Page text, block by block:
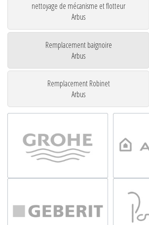
nettoyage de mécanisme et flotteur
Arbus
Remplacement baignoire
Arbus
Remplacement Robinet
Arbus